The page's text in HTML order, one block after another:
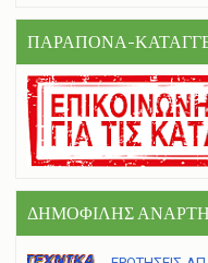
ΠΑΡΑΠΟΝΑ-
ΔΗΜΟΦΙΛΗΣ